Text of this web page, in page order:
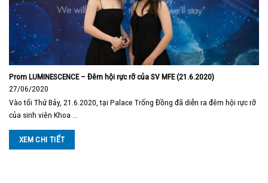
Prom LUMINESCENCE – Đêm hội rực rỡ của SV MFE (21.6.2020)
27/06/2020
Vào tối Thứ Bảy, 21.6.2020, tại Palace Trống Đồng đã diễn ra đêm hội rực rỡ
của sinh viên Khoa …
XEM CHI TIẾT